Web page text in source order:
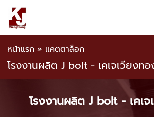
หน้าแรก » แคตตาล็อก
โรงงานผลิต J bolt - เคเจเวียงทอ
โรงงานผลิต J bolt - เคเ